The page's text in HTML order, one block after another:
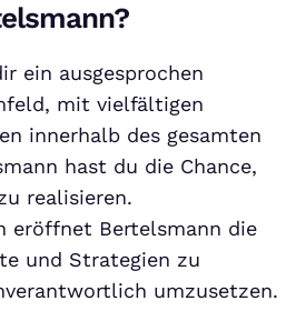
ein ausgesprochen
mit vielfältigen
innerhalb des gesamten
hast du die Chance,
realisieren.
eröffnet Bertelsmann die
und Strategien zu
umzusetzen.